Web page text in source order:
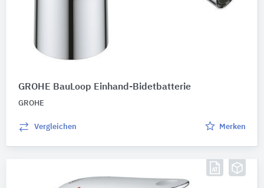
GROHE BauLoop Einhand-Bidetbatterie
GROHE
Vergleichen Merken